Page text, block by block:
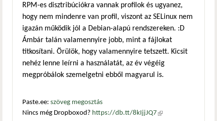
RPM-es disztribúciókra vannak profilok és ugyanez,
hogy nem mindenre van profil, viszont az SELinux nem
igazán működik jól a Debian-alapú rendszereken. :D
Ámbár talán valamennyire jobb, mint a fájlokat
titkosítani. Örülök, hogy valamennyire tetszett. Kicsit
nehéz lenne leírni a használatát, az év végéig
megpróbálok szemelgetni ebből magyarul is.
Paste.ee: szöveg megosztás
Nincs még Dropboxod? https://db.tt/8kIjjJQ7 (külső